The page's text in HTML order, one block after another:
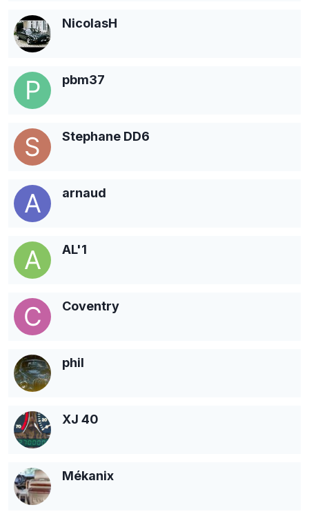
NicolasH
pbm37
Stephane DD6
arnaud
AL'1
Coventry
phil
XJ 40
Mékanix